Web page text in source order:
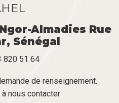
Almadies Rue
Sénégal
820 51 64
de renseignement.
à nous contacter